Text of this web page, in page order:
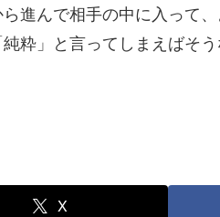
進んで相手の中に入って
粋」と言ってしまえばそう
X